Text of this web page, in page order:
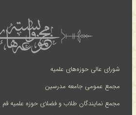
شورای عالی حوزه‌های علمیه
مجمع عمومی جامعه مدرسین
مجمع نمایندگان طلاب و فضلای حوزه علمیه قم